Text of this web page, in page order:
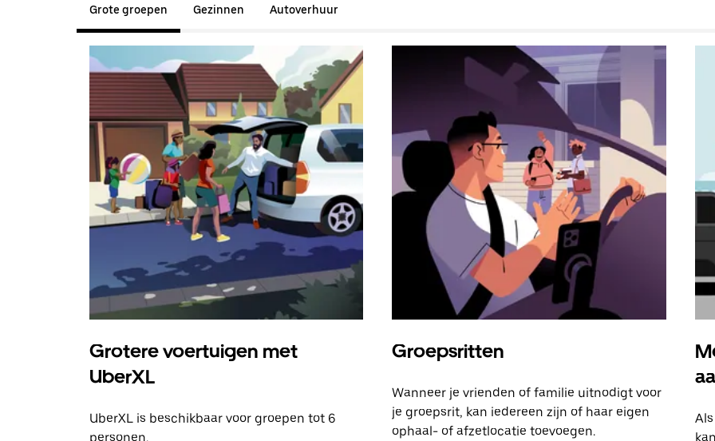
Grote groepen Gezinnen Autoverhuur
Grotere voertuigen met
UberXL
UberXL is beschikbaar voor groepen tot 6
personen.
Groepsritten
Wanneer je vrienden of familie uitnodigt voor
je groepsrit, kan iedereen zijn of haar eigen
ophaal- of afzetlocatie toevoegen.